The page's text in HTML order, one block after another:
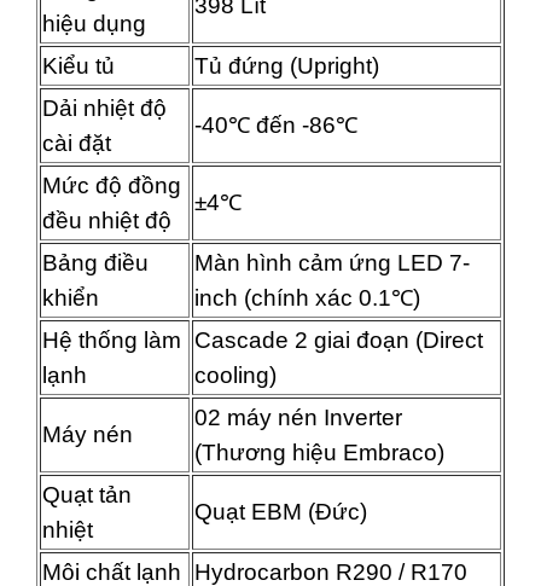
hiệu dụng
398 Lít
Kiểu tủ
Tủ đứng (Upright)
Dải nhiệt độ
cài đặt
-40℃ đến -86℃
Mức độ đồng
đều nhiệt độ
±4℃
Bảng điều
khiển
Màn hình cảm ứng LED 7-
inch (chính xác 0.1℃)
Hệ thống làm
lạnh
Cascade 2 giai đoạn (Direct
cooling)
Máy nén
02 máy nén Inverter
(Thương hiệu Embraco)
Quạt tản
nhiệt
Quạt EBM (Đức)
Môi chất lạnh
Hydrocarbon R290 / R170